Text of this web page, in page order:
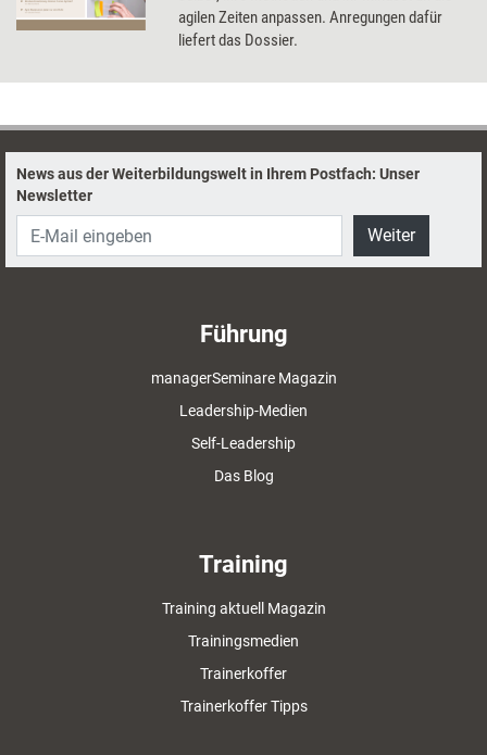
agilen Zeiten anpassen. Anregungen dafür
liefert das Dossier.
News aus der Weiterbildungswelt in Ihrem Postfach: Unser
Newsletter
Weiter
Führung
managerSeminare Magazin
Leadership-Medien
Self-Leadership
Das Blog
Training
Training aktuell Magazin
Trainingsmedien
Trainerkoffer
Trainerkoffer Tipps